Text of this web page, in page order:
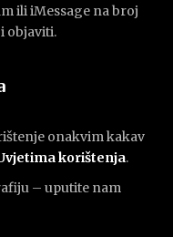
ili iMessage na broj
objaviti.
onakvim kakav
vjetima korištenja.
– uputite nam